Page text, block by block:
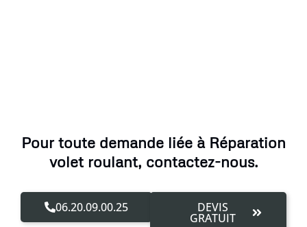
Pour toute demande liée à Réparation
volet roulant, contactez-nous.
06.20.09.00.25 DEVIS
GRATUIT